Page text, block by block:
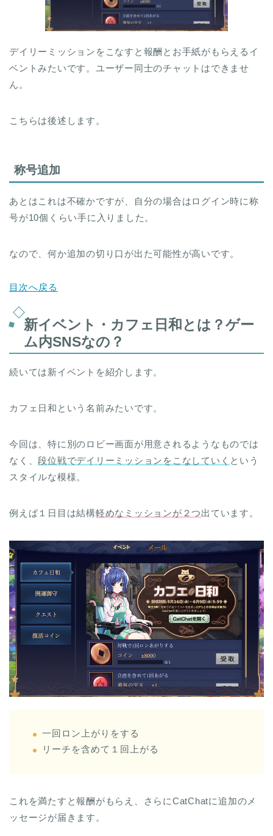
デイリーミッションをこなすと報酬とお手紙がもらえるイ
ベントみたいです。ユーザー同士のチャットはできませ
ん。
こちらは後述します。
称号追加
あとはこれは不確かですが、自分の場合はログイン時に称
号が10個くらい手に入りました。
なので、何か追加の切り口が出た可能性が高いです。
目次へ戻る
新イベント・カフェ日和とは？ゲー
ム内SNSなの？
続いては新イベントを紹介します。
カフェ日和という名前みたいです。
今回は、特に別のロビー画面が用意されるようなものでは
なく、段位戦でデイリーミッションをこなしていく という
スタイルな模様。
例えば１日目は結構軽めなミッションが２つ出ています。
一回ロン上がりをする
リーチを含めて１回上がる
これを満たすと報酬がもらえ、さらにCatChatに追加のメ
ッセージが届きます。